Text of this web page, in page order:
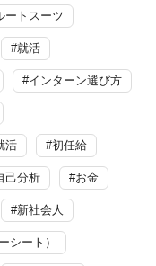
ートスーツ
#就活
#インターン選び方
活 #初任給
己分析 #お金
#新社会人
シート）